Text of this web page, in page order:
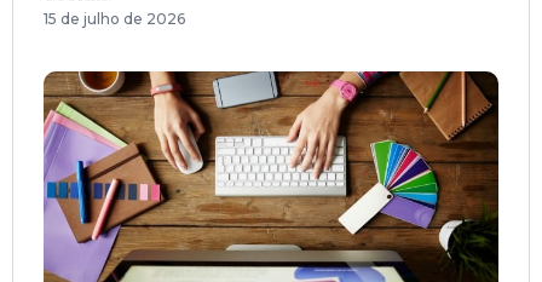
15 de julho de 2026